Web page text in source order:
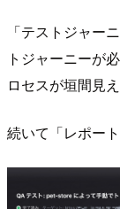
「テストジャー
トジャーニーが
ロセスが垣間見え
続いて「レポート